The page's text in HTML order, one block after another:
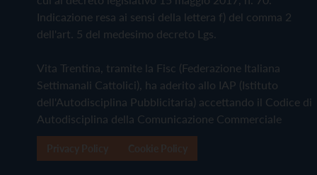
Indicazione resa ai sensi della lettera f) del comma 2
dell'art. 5 del medesimo decreto Lgs.
Vita Trentina, tramite la Fisc (Federazione Italiana
Settimanali Cattolici), ha aderito allo IAP (Istituto
dell'Autodisciplina Pubblicitaria) accettando il Codice di
Autodisciplina della Comunicazione Commerciale